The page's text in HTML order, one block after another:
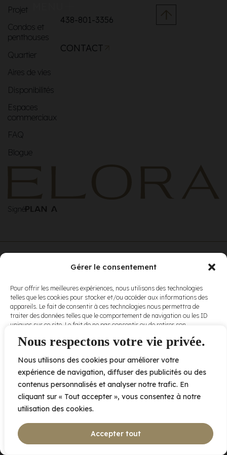
Nous respectons votre vie privée.
Nous utilisons des cookies pour améliorer votre
expérience de navigation, diffuser des publicités ou des
contenus personnalisés et analyser notre trafic. En
cliquant sur « Tout accepter », vous consentez à notre
utilisation des cookies.
Accepter tout
Gérer le consentement
Pour offrir les meilleures expériences, nous utilisons des technologies
telles que les cookies pour stocker et/ou accéder aux informations des
appareils. Le fait de consentir à ces technologies nous permettra de
traiter des données telles que le comportement de navigation ou les ID
uniques sur ce site. Le fait de ne pas consentir ou de retirer son
et fonctions.
Accepter
Refuser
Projet
Condos et
penthouses
Quartier
Aires de vies
Disponibilités
Espaces
commerciaux
FAQ
Blogue
438-801-3356
CONTACT
Signé
conditions
d’utilisationet
nospolitiques
de
confidentialité .
2005 av. de Bois-de-Boulogne, Laval QC H7N 0J7